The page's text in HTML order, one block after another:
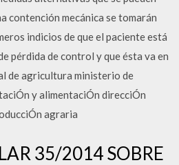
contención mecánica se tomarán
indicios de que el paciente está
pérdida de control y que ésta va en
de agricultura ministerio de
y alimentaciÓn direcciÓn
agraria
35/2014 SOBRE